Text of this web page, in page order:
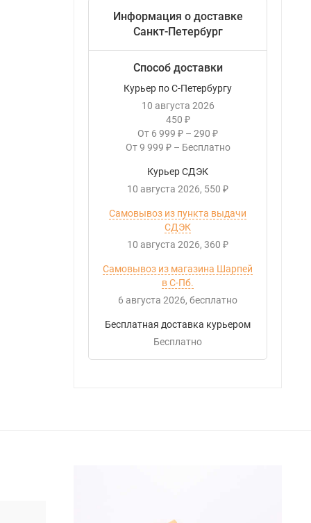
Информация о доставке
Санкт-Петербург
Способ доставки
Курьер по С-Петербургу
10 августа 2026
450 ₽
От 6 999 ₽ – 290 ₽
От 9 999 ₽ – Бесплатно
Курьер СДЭК
10 августа 2026 550 ₽
Самовывоз из пункта выдачи
СДЭК
10 августа 2026 360 ₽
Самовывоз из магазина Шарпей
в С-Пб.
6 августа 2026
Бесплатно
Бесплатная доставка курьером
Бесплатно